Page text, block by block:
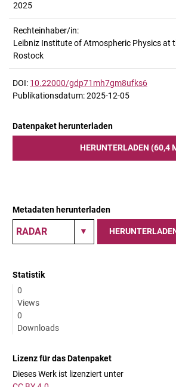
2025
Rechteinhaber/in:
Leibniz Institute of Atmospheric Physics at
Rostock
DOI: 10.22000/gdp71mh7gm8ufks6
Publikationsdatum: 2025-12-05
Datenpaket herunterladen
HERUNTERLADEN (60,4
Metadaten herunterladen
Statistik
0
Views
0
Downloads
Lizenz für das Datenpaket
Dieses Werk ist lizenziert unter